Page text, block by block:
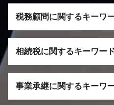
税務顧問に関するキーワ
顧問税理士 できること
税理士 顧問契約 タイミ
税務顧問 税理士 依頼
法人 税務調査
相続税に関するキーワー
二次相続 一次相続 違い
相続税 税理士 相談
事業承継に関するキーワ